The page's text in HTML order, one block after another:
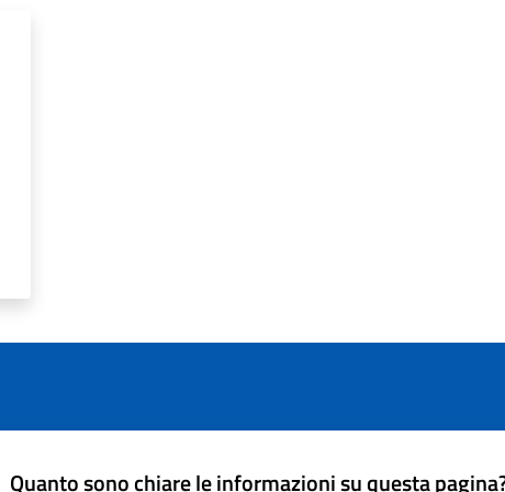
Quanto sono chiare le informazioni su questa